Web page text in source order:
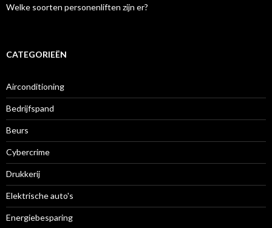
Welke soorten personenliften zijn er?
CATEGORIEËN
Airconditioning
Bedrijfspand
Beurs
Cybercrime
Drukkerij
Elektrische auto's
Energiebesparing